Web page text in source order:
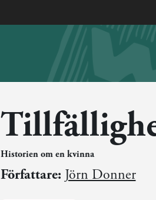
Historien om en kvinna
Författare: Jörn Donner